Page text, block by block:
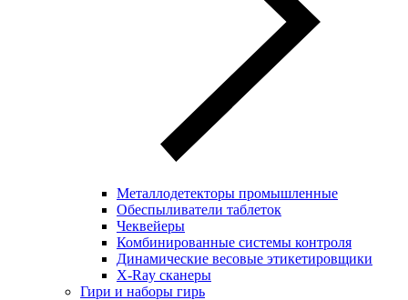
Металлодетекторы промышленные
Обеспыливатели таблеток
Чеквейеры
Комбинированные системы контроля
Динамические весовые этикетировщики
X-Ray сканеры
Гири и наборы гирь